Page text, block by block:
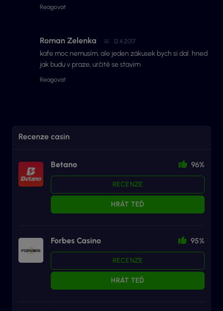
Reagovat
Roman Zelenka 12.4.2017
kafe moc nemusím, ale jeden zákusek bych si dal. hned
jak budu v praze, určitě se stavím
Reagovat
Recenze casin
Betano 96%
RECENZE
HRÁT TEĎ
Forbes Casino 95%
RECENZE
HRÁT TEĎ